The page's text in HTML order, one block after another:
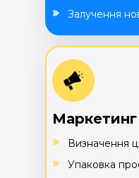
Залучення
Маркетинг
Визначення
Упаковка